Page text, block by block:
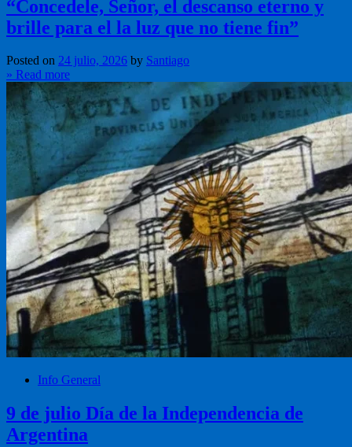
“Concedele, Señor, el descanso eterno y
brille para el la luz que no tiene fin”
Posted on 24 julio, 2026 by Santiago
» Read more
Info General
9 de julio Día de la Independencia de
Argentina